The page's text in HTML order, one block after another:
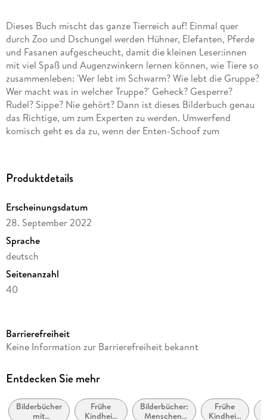
Dieses Buch mischt das ganze Tierreich auf! Einmal quer
durch Zoo und Dschungel werden Hühner, Elefanten, Pferde
und Fasanen aufgescheucht, damit die kleinen Leser:innen
mit viel Spaß und Augenzwinkern lernen können, wie Tiere so
zusammenleben: 'Wer lebt im Schwarm? Wie lebt die Gruppe?
Wer macht was in welcher Truppe?' Geheck? Gesperre?
Rudel? Sippe? Nie gehört? Dann ist dieses Bilderbuch genau
das Richtige, um zum Experten zu werden. Umwerfend
komisch geht es da zu, wenn der Enten-Schoof zum
kongenial gereimt und fantastisch illustriert. Für
Produktdetails
Erscheinungsdatum
28. September 2022
Sprache
deutsch
Seitenanzahl
40
Reihe
Autor/Autorin
Illustrationen
Barrierefreiheit
Keine Information zur Barrierefreiheit bekannt
Entdecken Sie mehr
Bilderbücher
mit
Frühe
Kindheit:
Bilderbücher:
Menschen,
Frühe
Kindheit: